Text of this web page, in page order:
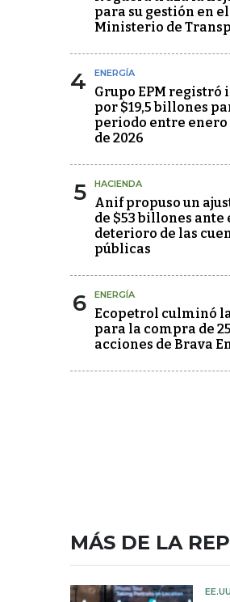
para su gestión en el
Ministerio de
4 ENERGÍA
Grupo EPM registró
por $19,5 billones
periodo entre enero
de 2026
5 HACIENDA
Anif propuso un
de $53 billones ante
deterioro de las
públicas
6 ENERGÍA
Ecopetrol culminó
para la compra de
acciones de Brava
MÁS DE LA